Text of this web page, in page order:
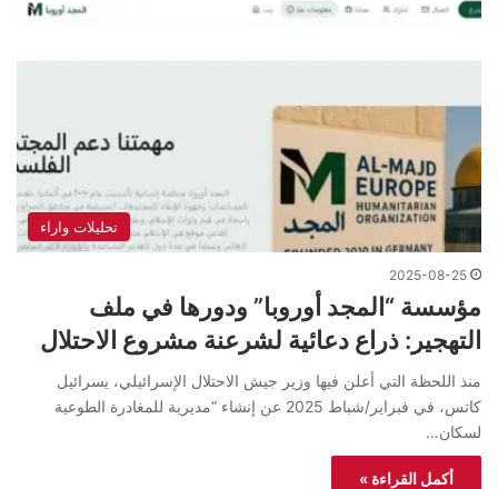
تحليلات واراء
2025-08-25
مؤسسة “المجد أوروبا” ودورها في ملف
التهجير: ذراع دعائية لشرعنة مشروع الاحتلال
منذ اللحظة التي أعلن فيها وزير جيش الاحتلال الإسرائيلي، يسرائيل
كاتس، في فبراير/شباط 2025 عن إنشاء “مديرية للمغادرة الطوعية
لسكان…
أكمل القراءة »